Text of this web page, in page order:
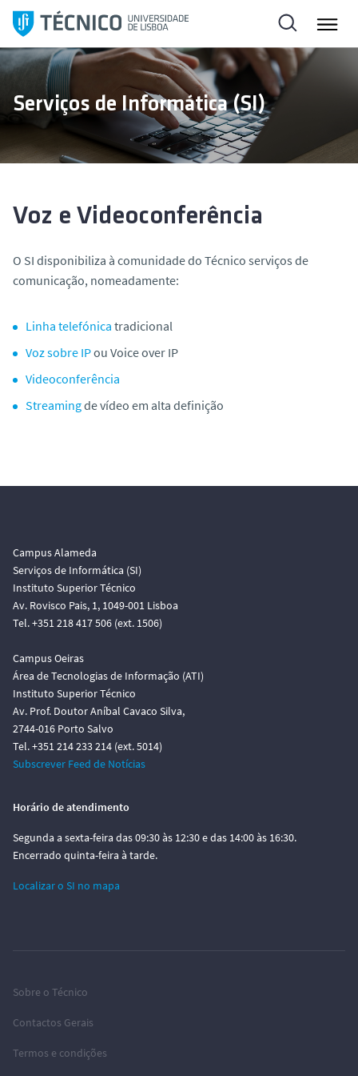
l
t
p
a
Serviços de Informática (SI)
Voz e Videoconferência
O SI disponibiliza à comunidade do Técnico serviços de
comunicação, nomeadamente:
Linha telefónica tradicional
Voz sobre IPou Voice over IP
Videoconferência
Streamingde vídeo em alta definição
Campus Alameda
Serviços de Informática (SI)
Instituto Superior Técnico
Av. Rovisco Pais, 1, 1049-001 Lisboa
Tel. +351 218 417 506 (ext. 1506)
Campus Oeiras
Área de Tecnologias de Informação (ATI)
Instituto Superior Técnico
Av. Prof. Doutor Aníbal Cavaco Silva,
2744-016 Porto Salvo
Tel. +351 214 233 214 (ext. 5014)
Subscrever Feed de Notícias
Horário de atendimento
Segunda a sexta-feira das 09:30 às 12:30 e das 14:00 às 16:30.
Encerrado quinta-feira à tarde.
Localizar o SI no mapa
Sobre o Técnico
Contactos Gerais
Termos e condições